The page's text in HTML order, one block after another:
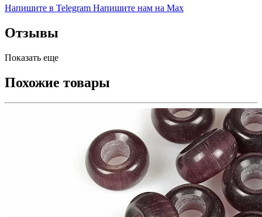
Напишите в Telegram Напишите нам на Max
Отзывы
Показать еще
Похожие товары